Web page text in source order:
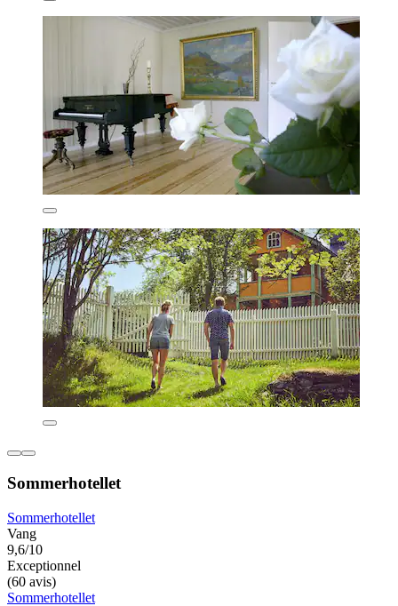
Sommerhotellet
Sommerhotellet
Vang
9,6/10
Exceptionnel
(60 avis)
Sommerhotellet